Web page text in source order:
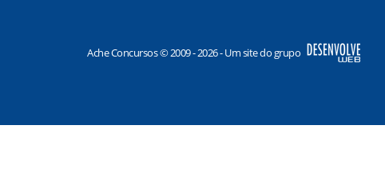
Ache Concursos © 2009 - 2026 - Um site do grupo